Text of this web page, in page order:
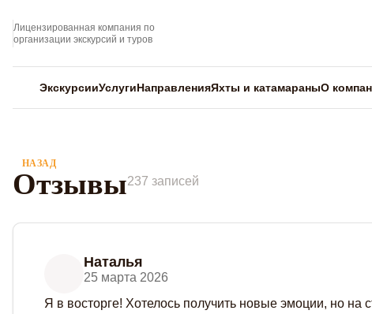
Лицензированная компания по
организации экскурсий и туров
ЭкскурсииУслугиНаправленияЯхты и катамараныО
НАЗАД
Отзывы237 записей
Наталья
25 марта 2026
Я в восторге! Хотелось получить новые эмоции, но